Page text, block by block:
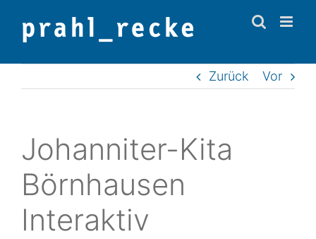
Inhalt
Zurück
Vor
Johan­ni­ter-Kita
Börn­hau­sen
Interaktiv